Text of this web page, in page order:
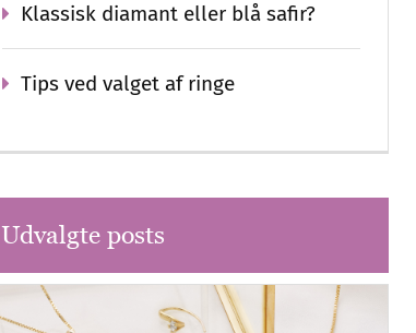
Klassisk diamant eller blå safir?
Tips ved valget af ringe
Udvalgte posts